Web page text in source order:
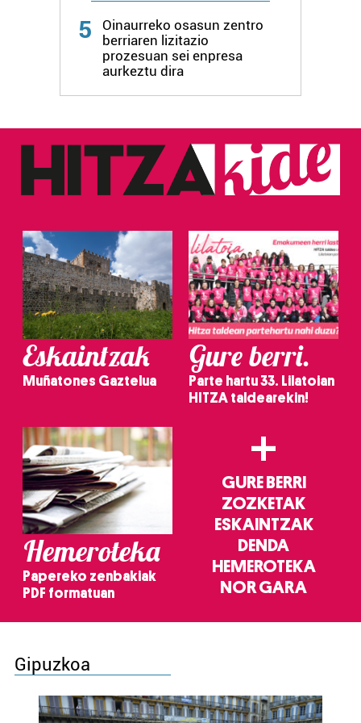
5
Oinaurreko osasun zentro
berriaren lizitazio
prozesuan sei enpresa
aurkeztu dira
Eskaintzak
Muñatones Gaztelua
Gure berri.
Parte hartu 33. Lilatoian
HITZA taldearekin!
Hemeroteka
Papereko zenbakiak
PDF formatuan
+
GURE BERRI
ZOZKETAK
ESKAINTZAK
DENDA
HEMEROTEKA
NOR GARA
Gipuzkoa